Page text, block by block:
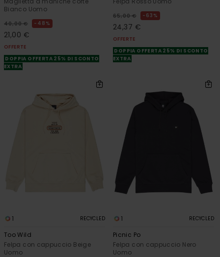
Bianco Uomo
40,00 € 48%
21,00 €
OFFERTE
DOPPIA OFFERTA 25% DI SCONTO
EXTRA
65,00 € 63%
24,37 €
OFFERTE
DOPPIA OFFERTA 25% DI SCONTO
EXTRA
1 RECYCLED
Too Wild
Felpa con cappuccio Beige
Uomo
1 RECYCLED
Picnic Po
Felpa con cappuccio Nero
Uomo